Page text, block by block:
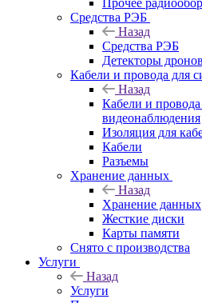
Прочее
Средства РЭБ
Назад
Средства РЭБ
Детекторы дронов
Кабели и провода для
Назад
Кабели и
видеонаблюдения
Изоляция для
Кабели
Разъемы
Хранение данных
Назад
Хранение данных
Жесткие диски
Карты памяти
Снято с производства
Услуги
Назад
Услуги